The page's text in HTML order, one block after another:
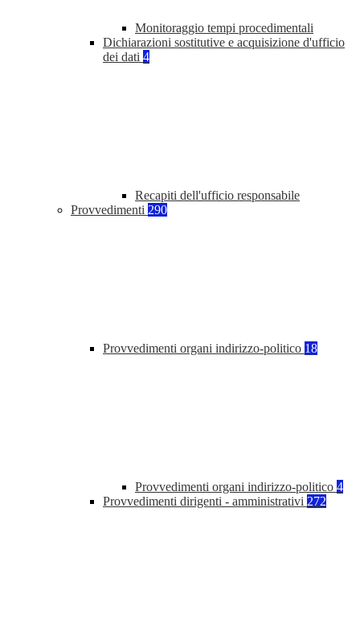
Monitoraggio tempi procedimentali
Dichiarazioni sostitutive e acquisizione d'ufficio
dei dati 4
Recapiti dell'ufficio responsabile
Provvedimenti 290
Provvedimenti organi indirizzo-politico 18
Provvedimenti organi indirizzo-politico 4
Provvedimenti dirigenti - amministrativi 272